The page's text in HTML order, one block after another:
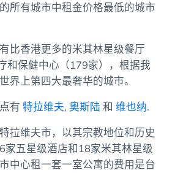
所有城市中租金价格最低的城市
比香港更多的米其林星级餐厅
和保健中心（179家），根据我
界上第四大最奢华的城市。
有 特拉维夫, 奥斯陆 和 维也纳.
拉维夫市，以其宗教地位和历史
家五星级酒店和18家米其林星级
中心租一套一室公寓的费用是台